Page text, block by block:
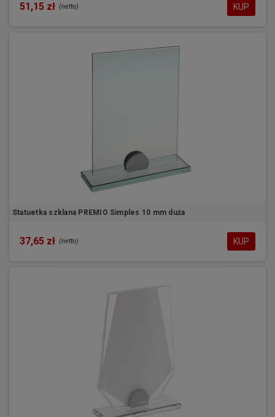
51,15 zł (netto) KUP
Statuetka szklana PREMIO Simples 10 mm duża
37,65 zł (netto) KUP